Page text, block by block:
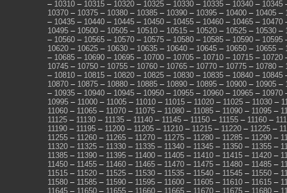
– 10310 – 10315 – 10320 – 10325 – 10330 – 10335 – 10340 – 10345
10370 – 10375 – 10380 – 10385 – 10390 – 10395 – 10400 – 10405 –
– 10435 – 10440 – 10445 – 10450 – 10455 – 10460 – 10465 – 10470
10495 – 10500 – 10505 – 10510 – 10515 – 10520 – 10525 – 10530 –
– 10560 – 10565 – 10570 – 10575 – 10580 – 10585 – 10590 – 10595
10620 – 10625 – 10630 – 10635 – 10640 – 10645 – 10650 – 10655 –
– 10685 – 10690 – 10695 – 10700 – 10705 – 10710 – 10715 – 10720
10745 – 10750 – 10755 – 10760 – 10765 – 10770 – 10775 – 10780 –
– 10810 – 10815 – 10820 – 10825 – 10830 – 10835 – 10840 – 10845
10870 – 10875 – 10880 – 10885 – 10890 – 10895 – 10900 – 10905 –
– 10935 – 10940 – 10945 – 10950 – 10955 – 10960 – 10965 – 10970
10995 – 11000 – 11005 – 11010 – 11015 – 11020 – 11025 – 11030 –
11060 – 11065 – 11070 – 11075 – 11080 – 11085 – 11090 – 11095 –
11125 – 11130 – 11135 – 11140 – 11145 – 11150 – 11155 – 11160 –
11190 – 11195 – 11200 – 11205 – 11210 – 11215 – 11220 – 11225 –
11255 – 11260 – 11265 – 11270 – 11275 – 11280 – 11285 – 11290 –
11320 – 11325 – 11330 – 11335 – 11340 – 11345 – 11350 – 11355 –
11385 – 11390 – 11395 – 11400 – 11405 – 11410 – 11415 – 11420 –
11450 – 11455 – 11460 – 11465 – 11470 – 11475 – 11480 – 11485 –
11515 – 11520 – 11525 – 11530 – 11535 – 11540 – 11545 – 11550 –
11580 – 11585 – 11590 – 11595 – 11600 – 11605 – 11610 – 11615 –
11645 – 11650 – 11655 – 11660 – 11665 – 11670 – 11675 – 11680 –